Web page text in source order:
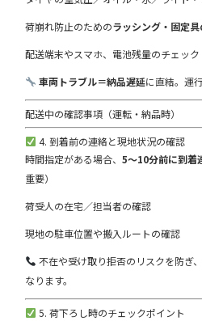
荷崩れ防止のためのラッシング・固定具
配送端末やスマホ、電池残量のチェック
車両トラブル＝納品遅延に直結。運
配送中の確認事項（運転・納品時）
4. 到着前の連絡と現地状況の確認
時間指定がある場合、5〜10分前に到着
重要）
荷受人の在宅／担当者の確認
現地の駐車位置や搬入ルートの確認
不在や受け取り拒否のリスクを防ぎ、
なります。
5. 荷下ろし時のチェックポイント